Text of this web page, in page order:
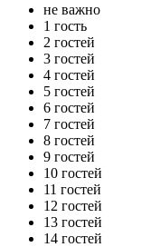
не важно
1 гость
2 гостей
3 гостей
4 гостей
5 гостей
6 гостей
7 гостей
8 гостей
9 гостей
10 гостей
11 гостей
12 гостей
13 гостей
14 гостей